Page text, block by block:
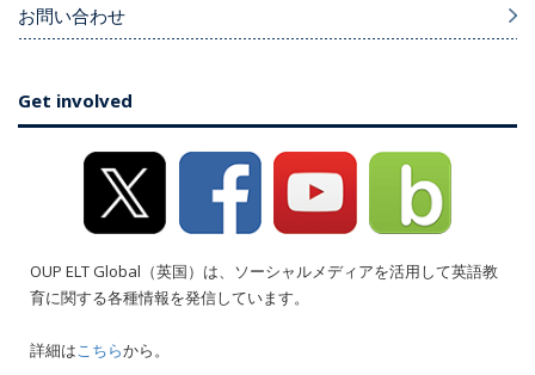
お問い合わせ
Get involved
OUP ELT Global（英国）は、ソーシャルメディアを活用して英語教
育に関する各種情報を発信しています。
詳細はこちらから。